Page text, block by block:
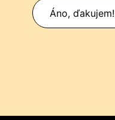
Áno, ďakujem!